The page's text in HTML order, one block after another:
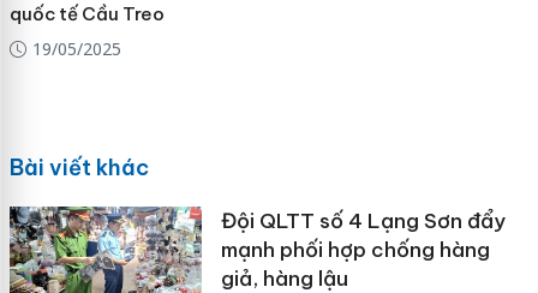
quốc tế Cầu Treo
19/05/2025
Bài viết khác
Đội QLTT số 4 Lạng Sơn đẩy
mạnh phối hợp chống hàng
giả, hàng lậu